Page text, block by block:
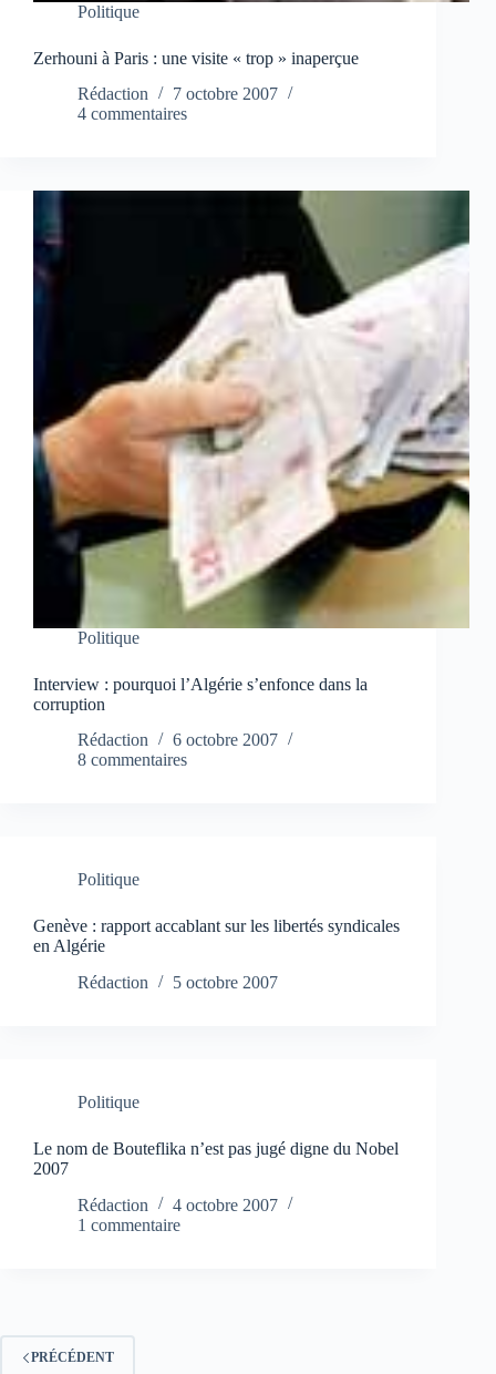
Politique
Zerhouni à Paris : une visite « trop » inaperçue
Rédaction
7 octobre 2007
4 commentaires
Politique
Interview : pourquoi l’Algérie s’enfonce dans la
corruption
Rédaction
6 octobre 2007
8 commentaires
Politique
Genève : rapport accablant sur les libertés syndicales
en Algérie
Rédaction
5 octobre 2007
Politique
Le nom de Bouteflika n’est pas jugé digne du Nobel
2007
Rédaction
4 octobre 2007
1 commentaire
PRÉCÉDENT